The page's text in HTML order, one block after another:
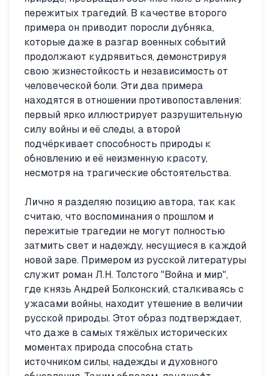
пережитых трагедий. В качестве второго
примера он приводит поросли дубняка,
которые даже в разгар военных событий
продолжают кудрявиться, демонстрируя
свою жизнестойкость и независимость от
человеческой боли. Эти два примера
находятся в отношении противопоставления:
первый ярко иллюстрирует разрушительную
силу войны и её следы, а второй
подчёркивает способность природы к
обновлению и её неизменную красоту,
несмотря на трагические обстоятельства.
Лично я разделяю позицию автора, так как
считаю, что воспоминания о прошлом и
пережитые трагедии не могут полностью
затмить свет и надежду, несущиеся в каждой
новой заре. Примером из русской литературы
служит роман Л.Н. Толстого "Война и мир",
где князь Андрей Болконский, сталкиваясь с
ужасами войны, находит утешение в величии
русской природы. Этот образ подтверждает,
что даже в самых тяжёлых исторических
моментах природа способна стать
источником силы, надежды и духовного